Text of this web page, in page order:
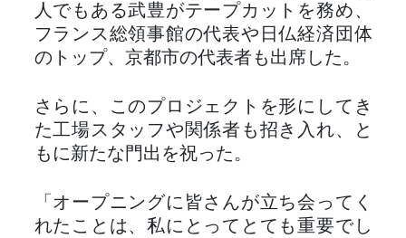
人でもある武豊がテープカットを務め、
フランス総領事館の代表や日仏経済団体
のトップ、京都市の代表者も出席した。
さらに、このプロジェクトを形にしてき
た工場スタッフや関係者も招き入れ、と
もに新たな門出を祝った。
「オープニングに皆さんが立ち会ってく
れたことは、私にとってとても重要でし